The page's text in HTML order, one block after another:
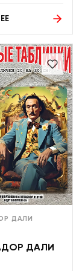
ДАЛИ
ДАЛИ